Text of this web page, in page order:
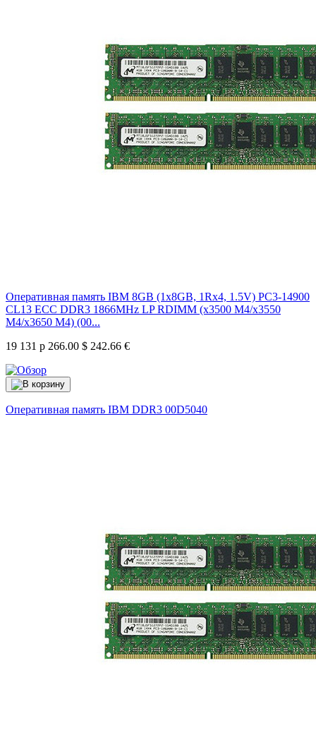
Оперативная память IBM 8GB (1x8GB, 1Rx4, 1.5V) PC3-14900
CL13 ECC DDR3 1866MHz LP RDIMM (x3500 M4/x3550
M4/x3650 M4) (00...
19 131 р 266.00 $ 242.66 €
Оперативная память IBM DDR3 00D5040